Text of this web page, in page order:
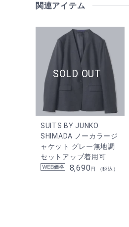
関連アイテム
SUITS BY JUNKO
SHIMADA ノーカラージ
ャケット グレー無地調
セットアップ着用可
8,690円 （税込）